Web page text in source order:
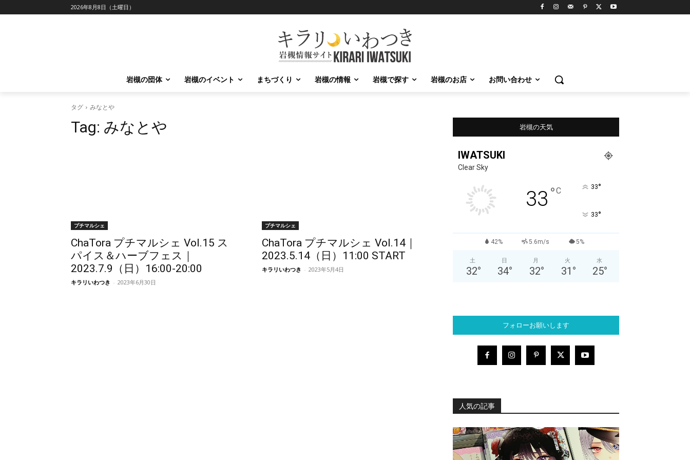
2026年8月8日（土曜日）
岩槻の団体 岩槻のイベント まちづくり 岩槻の情報 岩槻で探す 岩槻のお店 お問い合わせ
タグ みなとや
Tag: みなとや
プチマルシェ
ChaTora プチマルシェ Vol.15 ス
パイス＆ハーブフェス｜
2023.7.9（日）16:00-20:00
キラリいわつき - 2023年6月30日
プチマルシェ
ChaTora プチマルシェ Vol.14｜
2023.5.14（日）11:00 START
キラリいわつき - 2023年5月4日
岩槻の天気
IWATSUKI
Clear Sky
33 °C 33°
33°
42% 5.6m/s 5%
土
32°
日
34°
月
32°
火
31 °
水
25°
フォローお願いします
人気の記事